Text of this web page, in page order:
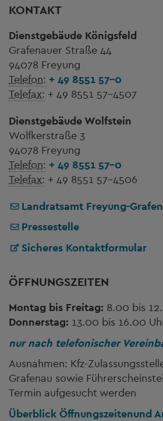
KONTAKT
Dienstgebäude Königsfeld
Grafenauer Straße 44
94078 Freyung
Telefon: + 49 8551 57-0
Telefax: + 49 8551 57-4507
Dienstgebäude Wolfstein
Wolfkerstraße 3
94078 Freyung
Telefon: + 49 8551 57-0
Telefax: + 49 8551 57-4506
Landratsamt Freyung-
Pressestelle
Sicheres Kontaktformular
ÖFFNUNGSZEITEN
Montag bis Freitag: 8.00 bis
Donnerstag: 13.00 bis 16.00
nur nach telefonischer
Ausnahmen: Kfz-
Grafenau sowie
Termin aufgesucht werden
Überblick Öffnungszeitenund